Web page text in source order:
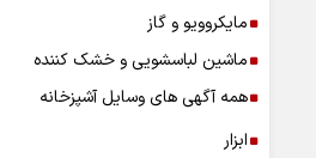
مایکروویو و گاز
ماشین لباسشویی و خشک کننده
همه آگهی های وسایل آشپزخانه
ابزار